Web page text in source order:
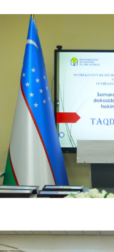
06.25.2025
Biz hayotni tanlaymiz!